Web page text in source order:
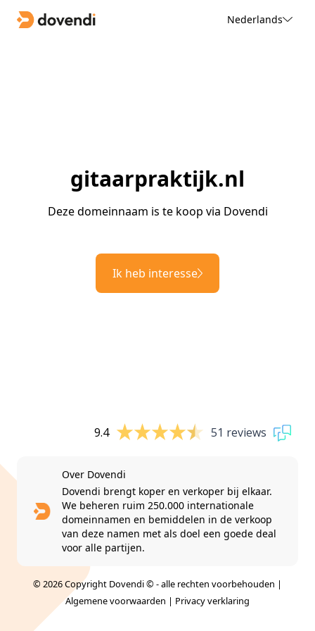
Nederlands
gitaarpraktijk.nl
Deze domeinnaam is te koop via Dovendi
Ik heb interesse
9.4 51 reviews
Over Dovendi
Dovendi brengt koper en verkoper bij elkaar.
We beheren ruim 250.000 internationale
domeinnamen en bemiddelen in de verkoop
van deze namen met als doel een goede deal
voor alle partijen.
© 2026 Copyright Dovendi © - alle rechten voorbehouden |
Algemene voorwaarden | Privacy verklaring